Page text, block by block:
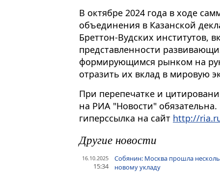
В октябре 2024 года в ходе
объединения в Казанской
Бреттон-Вудских институтов,
представленности
формирующимся рынком на
отразить их вклад в мировую
При перепечатке и
на РИА "Новости"
гиперссылка на сайт http://
Другие новости
16.10.2025
15:34
Собянин: Москва прошла
новому укладу